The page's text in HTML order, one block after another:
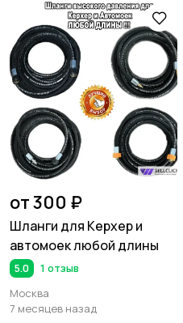
от 300 ₽
Шланги для Керхер и
автомоек любой длины
5.0
1 отзыв
Москва
7 месяцев назад